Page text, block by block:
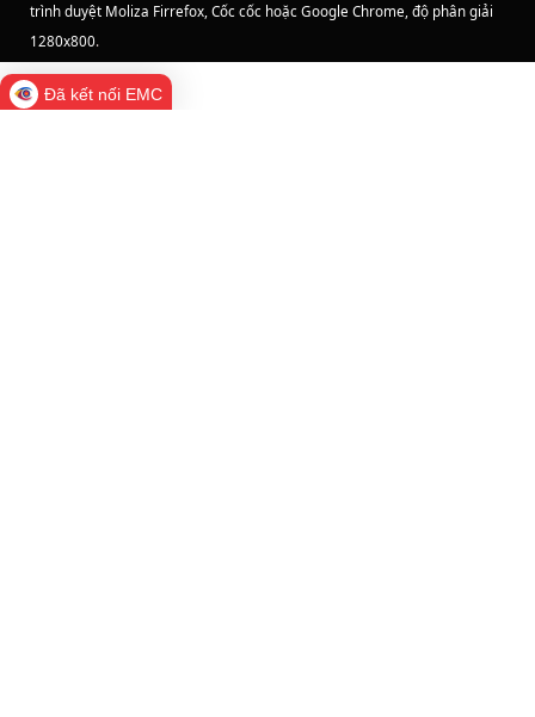
trình duyệt Moliza Firrefox, Cốc cốc hoặc Google Chrome, độ phân giải
1280x800.
Đã kết nối EMC